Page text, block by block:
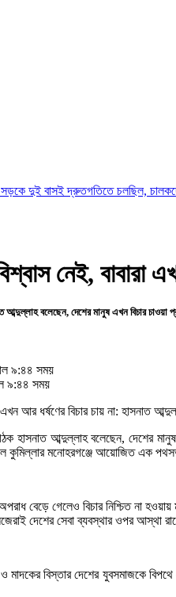
দ্রুতগতিতে চলছিল, চালকদের চোখে ছিল
নেই, বাবারা
আব্দুল্লাহ বলেছেন, দেশের মানুষ এখন বিচার চাওয়া
৯:৪৪ সময়
৯:৪৪ সময়
হাসনাত আব্দুল্লাহ বলেছেন, দেশের
কুমিল্লার মনোহরগঞ্জে আয়োজিত এক
বেড়ে গেলেও বিচার নিশ্চিত না
দেশের সেবা ব্যবস্থার ওপর আস্থা
বিস্তার দেশের যুবসমাজকে